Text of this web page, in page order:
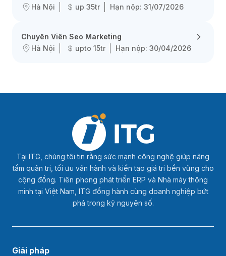
Hà Nội
up 35tr Hạn nộp: 31/07/2026
Chuyên Viên Seo Marketing
Hà Nội
upto 15tr Hạn nộp: 30/04/2026
Tại ITG, chúng tôi tin rằng sức mạnh công nghệ giúp nâng
tầm quản trị, tối ưu vận hành và kiến tạo giá trị bền vững cho
cộng đồng. Tiên phong phát triển ERP và Nhà máy thông
minh tại Việt Nam, ITG đồng hành cùng doanh nghiệp bứt
phá trong kỷ nguyên số.
Giải pháp